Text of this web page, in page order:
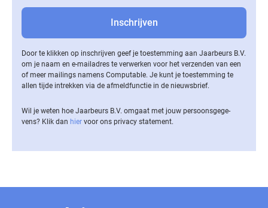
Door te klikken op inschrijven geef je toestemming aan Jaarbeurs B.V.
om je naam en e-mailadres te verwerken voor het verzenden van een
of meer mailings namens Computable. Je kunt je toestemming te
allen tijde intrekken via de af­meld­func­tie in de nieuwsbrief.
Wil je weten hoe Jaarbeurs B.V. omgaat met jouw per­soons­ge­ge­
vens? Klik dan hier voor ons privacy statement.